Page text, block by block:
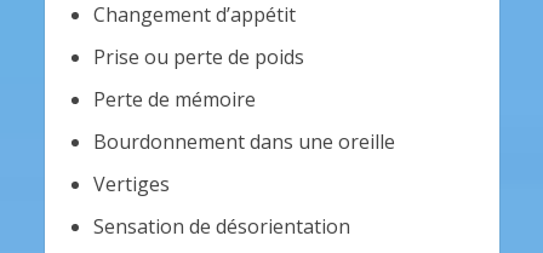
Changement d’appétit
Prise ou perte de poids
Perte de mémoire
Bourdonnement dans une oreille
Vertiges
Sensation de désorientation